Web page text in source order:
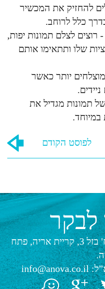
להחזיק את המכשיר
כלל לרוחב.
- רוצים לצלם תמונות יפות,
שלו ותתאימו אותם
יותר כאשר
תמונות מגדיל את
במיוחד.
לפוסט הקודם
לבקר
רח' בזל 3, קריית אריה, פתח
info@anova.co.il